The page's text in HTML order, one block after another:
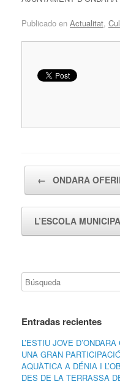
Publicado en Actualitat,
← ONDARA
L’ESCOLA
Entradas recientes
L’ESTIU JOVE
UNA GRAN
AQUÀTICA A DÉNIA I
DES DE LA TERRASSA